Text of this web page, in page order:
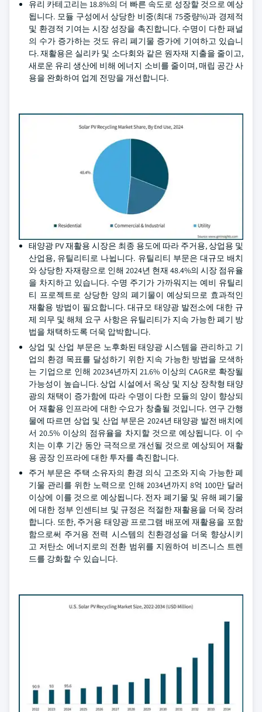
유리 카테고리는 18.8%의 더 빠른 속도로 성장할 것으로 예상
됩니다. 모듈 구성에서 상당한 비중(최대 75중량%)과 경제적
및 환경적 기여는 시장 성장을 촉진합니다. 수명이 다한 패널
의 수가 증가하는 것도 유리 폐기물 증가에 기여하고 있습니
다. 재활용은 실리카 및 소다회와 같은 원자재 지출을 줄이고,
새로운 유리 생산에 비해 에너지 소비를 줄이며, 매립 공간 사
용을 완화하여 업계 전망을 개선합니다.
태양광 PV 재활용 시장은 최종 용도에 따라 주거용, 상업용 및
산업용, 유틸리티로 나뉩니다. 유틸리티 부문은 대규모 배치
와 상당한 자재량으로 인해 2024년 현재 48.4%의 시장 점유율
을 차지하고 있습니다. 수명 주기가 가까워지는 예비 유틸리
티 프로젝트로 상당한 양의 폐기물이 예상되므로 효과적인
재활용 방법이 필요합니다. 대규모 태양광 발전소에 대한 규
제 의무 및 해체 요구 사항은 유틸리티가 지속 가능한 폐기 방
법을 채택하도록 더욱 압박합니다.
상업 및 산업 부문은 노후화된 태양광 시스템을 관리하고 기
업의 환경 목표를 달성하기 위한 지속 가능한 방법을 모색하
는 기업으로 인해 20234년까지 21.6% 이상의 CAGR로 확장될
가능성이 높습니다. 상업 시설에서 옥상 및 지상 장착형 태양
광의 채택이 증가함에 따라 수명이 다한 모듈의 양이 향상되
어 재활용 인프라에 대한 수요가 창출될 것입니다. 연구 간행
물에 따르면 상업 및 산업 부문은 2024년 태양광 발전 배치에
서 20.5% 이상의 점유율을 차지할 것으로 예상됩니다. 이 수
치는 이후 기간 동안 극적으로 개선될 것으로 예상되어 재활
용 공장 인프라에 대한 투자를 촉진합니다.
주거 부문은 주택 소유자의 환경 의식 고조와 지속 가능한 폐
기물 관리를 위한 노력으로 인해 2034년까지 8억 100만 달러
이상에 이를 것으로 예상됩니다. 전자 폐기물 및 유해 폐기물
에 대한 정부 인센티브 및 규정은 적절한 재활용을 더욱 장려
합니다. 또한, 주거용 태양광 프로그램 배포에 재활용을 포함
함으로써 주거용 전력 시스템의 친환경성을 더욱 향상시키
고 저탄소 에너지로의 전환 범위를 지원하여 비즈니스 트렌
드를 강화할 수 있습니다.